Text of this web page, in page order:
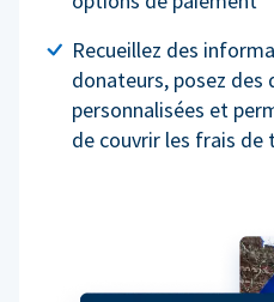
Recueillez des
donateurs, posez des
personnalisées et
de couvrir les frais